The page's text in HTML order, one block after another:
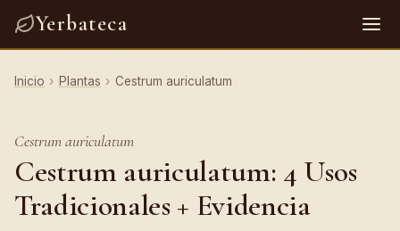
Yerbateca
Inicio › Plantas › Cestrum auriculatum
Cestrum auriculatum
Cestrum auriculatum: 4 Usos
Tradicionales + Evidencia